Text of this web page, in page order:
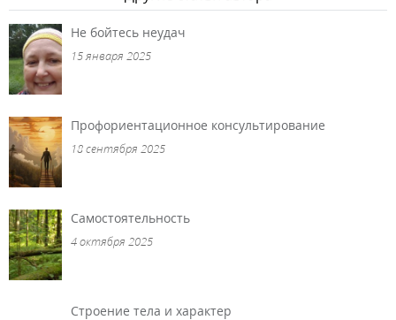
Не бойтесь неудач
15 января 2025
Профориентационное консультирование
18 сентября 2025
Самостоятельность
4 октября 2025
Строение тела и характер